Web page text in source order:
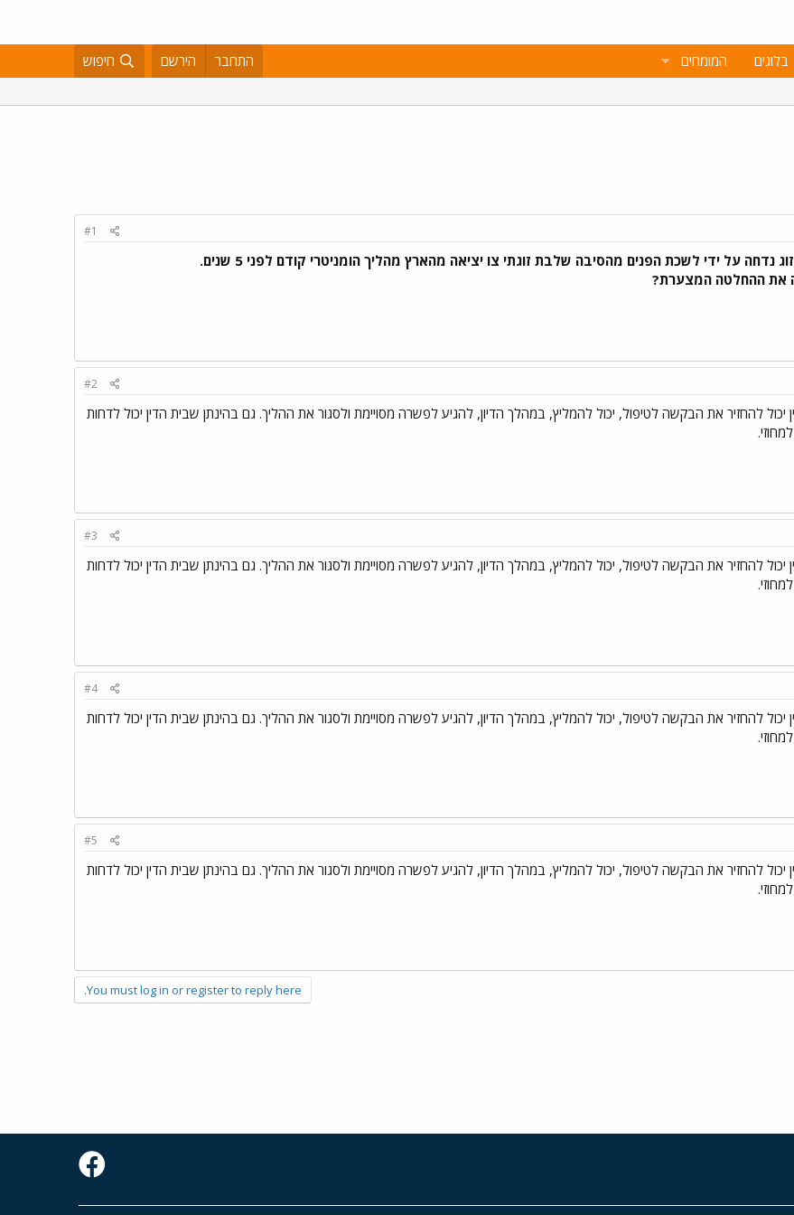
בלוגים המומחים התחבר הירשם חיפוש
#1
על ידי לשכת הפנים מהסיבה שלבת זוגתי צו יציאה מהארץ מהליך הומניטרי קודם לפני 5 שנים.
את ההחלטה המצערת?
#2
יכול להחזיר את הבקשה לטיפול, יכול להמליץ, במהלך הדיון, להגיע לפשרה מסויימת ולסגור את ההליך. גם בהינתן שבית הדין יכול לדחות
#3
יכול להחזיר את הבקשה לטיפול, יכול להמליץ, במהלך הדיון, להגיע לפשרה מסויימת ולסגור את ההליך. גם בהינתן שבית הדין יכול לדחות
#4
יכול להחזיר את הבקשה לטיפול, יכול להמליץ, במהלך הדיון, להגיע לפשרה מסויימת ולסגור את ההליך. גם בהינתן שבית הדין יכול לדחות
#5
יכול להחזיר את הבקשה לטיפול, יכול להמליץ, במהלך הדיון, להגיע לפשרה מסויימת ולסגור את ההליך. גם בהינתן שבית הדין יכול לדחות
You must log in or register to reply here.